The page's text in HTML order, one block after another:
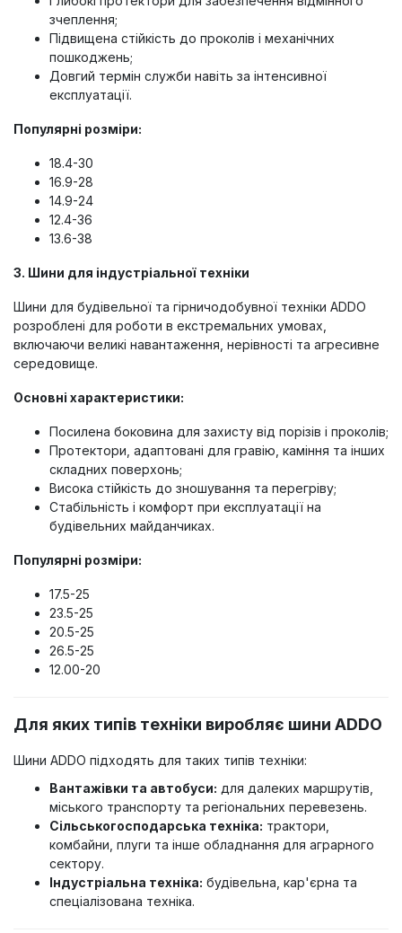
зчеплення;
Підвищена стійкість до проколів і механічних
пошкоджень;
Довгий термін служби навіть за інтенсивної
експлуатації.
Популярні розміри:
18.4-30
16.9-28
14.9-24
12.4-36
13.6-38
3. Шини для індустріальної техніки
Шини для будівельної та гірничодобувної техніки ADDO
розроблені для роботи в екстремальних умовах,
включаючи великі навантаження, нерівності та агресивне
середовище.
Основні характеристики:
Посилена боковина для захисту від порізів і проколів;
Протектори, адаптовані для гравію, каміння та інших
складних поверхонь;
Висока стійкість до зношування та перегріву;
Стабільність і комфорт при експлуатації на
будівельних майданчиках.
Популярні розміри:
17.5-25
23.5-25
20.5-25
26.5-25
12.00-20
Для яких типів техніки виробляє шини ADDO
Шини ADDO підходять для таких типів техніки:
Вантажівки та автобуси: для далеких маршрутів,
міського транспорту та регіональних перевезень.
Сільськогосподарська техніка: трактори,
комбайни, плуги та інше обладнання для аграрного
сектору.
Індустріальна техніка: будівельна, кар'єрна та
спеціалізована техніка.